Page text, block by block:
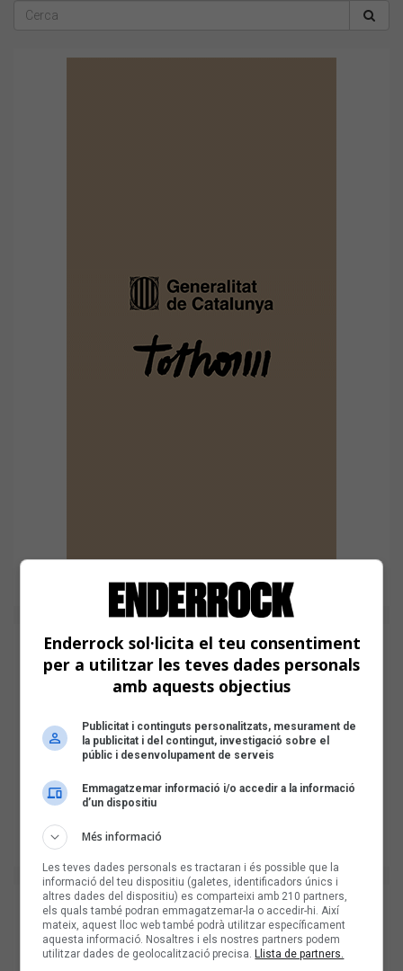
Enderrock sol·licita el teu consentiment
per a utilitzar les teves dades personals
amb aquests objectius
Publicitat i continguts personalitzats, mesurament de
la publicitat i del contingut, investigació sobre el
públic i desenvolupament de serveis
Emmagatzemar informació i/o accedir a la informació
d’un dispositiu
Més informació
Les teves dades personals es tractaran i és possible que la
informació del teu dispositiu (galetes, identificadors únics i
altres dades del dispositiu) es comparteixi amb 210 partners,
els quals també podran emmagatzemar-la o accedir-hi. Així
mateix, aquest lloc web també podrà utilitzar específicament
aquesta informació. Nosaltres i els nostres partners podem
utilitzar dades de geolocalització precisa.Llista de partners.